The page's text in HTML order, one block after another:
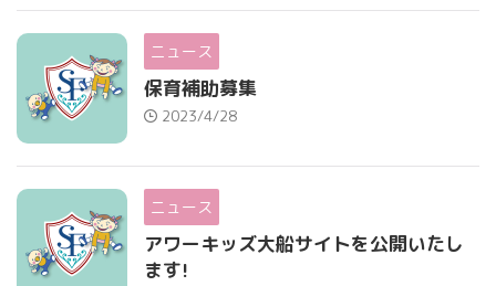
ニュース
保育補助募集
2023/4/28
ニュース
アワーキッズ大船サイトを公開いたし
ます!